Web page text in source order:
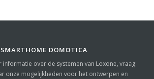
SMARTHOME DOMOTICA
informatie over de systemen van Loxone, vraag
onze mogelijkheden voor het ontwerpen en